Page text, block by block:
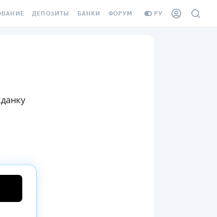
РУ
СОТРУДНИКОВ
ОТ
СЛУЧАЕВ
ДЕПОЗИТЫ
ПУТЕВОДИТЕЛИ ПО
БАНКИ ФОРУМ